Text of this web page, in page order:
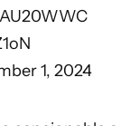
1, 2024